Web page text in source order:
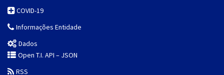
COVID-19
Informações Entidade
Dados
Open T.I. API – JSON
RSS